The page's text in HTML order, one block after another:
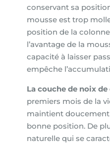
conservant sa
mousse est trop
position de la
l’avantage de la
capacité à laisser
empêche
La couche de noix de
premiers mois de la
maintient
bonne position. De
naturelle qui se